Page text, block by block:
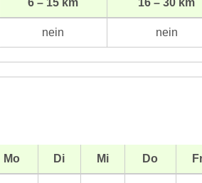
nein nein
Mo Di Mi Do